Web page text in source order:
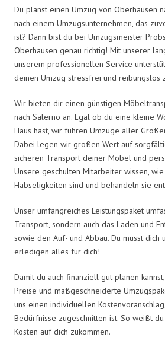
Du planst einen Umzug von Oberhausen
nach einem Umzugsunternehmen, das
ist? Dann bist du bei Umzugsmeister
Oberhausen genau richtig! Mit unserer
unserem professionellen Service
deinen Umzug stressfrei und reibungslos
Wir bieten dir einen günstigen
nach Salerno an. Egal ob du eine kleine
Haus hast, wir führen Umzüge aller
Dabei legen wir großen Wert auf
sicheren Transport deiner Möbel und
Unsere geschulten Mitarbeiter wissen,
Habseligkeiten sind und behandeln sie
Unser umfangreiches Leistungspaket
Transport, sondern auch das Laden und
sowie den Auf- und Abbau. Du musst dich
erledigen alles für dich!
Damit du auch finanziell gut planen
Preise und maßgeschneiderte
uns einen individuellen
Bedürfnisse zugeschnitten ist. So weißt
Kosten auf dich zukommen.